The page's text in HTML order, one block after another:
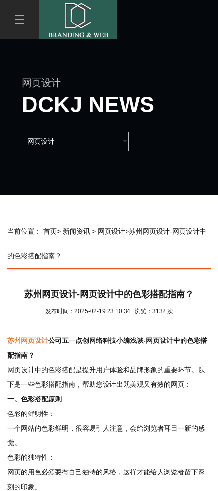
网页设计
DCKJ NEWS
当前位置： 首页> 新闻资讯 > 网页设计>苏州网页设计-网页设计中
的色彩搭配指南？
苏州网页设计-网页设计中的色彩搭配指南？
发布时间：2025-02-19 23:10:34 浏览：3132 次
苏州网页设计公司五一点创网络科技小编浅谈-网页设计中的色彩搭
配指南？
网页设计中的色彩搭配是提升用户体验和品牌形象的重要环节。以
下是一些色彩搭配指南，帮助您设计出既美观又有效的网页：
一、色彩搭配原则
色彩的鲜明性：
一个网站的色彩鲜明，很容易引人注意，会给浏览者耳目一新的感
觉。
色彩的独特性：
网页的用色必须要有自己独特的风格，这样才能给人浏览者留下深
刻的印象。